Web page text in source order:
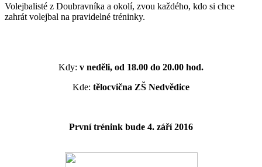
Volejbalisté z Doubravníka a okolí, zvou každého, kdo si chce
zahrát volejbal na pravidelné tréninky.
Kdy: v neděli, od 18.00 do 20.00 hod.
Kde: tělocvična ZŠ Nedvědice
První trénink bude 4. září 2016